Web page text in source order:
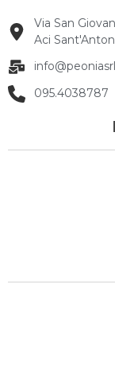
Via San
Aci
095.4038787